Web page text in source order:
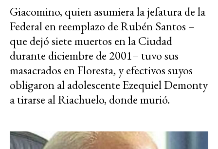
Giacomino, quien asumiera la jefatura de la
Federal en reemplazo de Rubén Santos –
que dejó siete muertos en la Ciudad
durante diciembre de 2001– tuvo sus
masacrados en Floresta, y efectivos suyos
obligaron al adolescente Ezequiel Demonty
a tirarse al Riachuelo, donde murió.